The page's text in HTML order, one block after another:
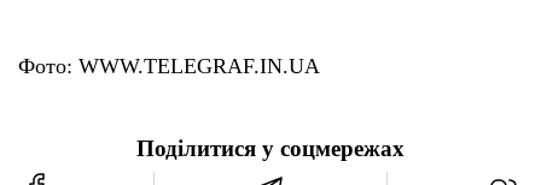
Фото: WWW.TELEGRAF.IN.UA
Поділитися у соцмережах